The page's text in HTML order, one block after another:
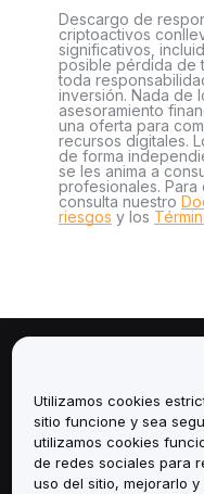
Descargo de
criptoactivos
significativos,
posible pérdida de
toda
inversión. Nada de
asesoramiento
una oferta para
recursos digitales.
de forma
se les anima a
profesionales. Para
consulta nuestro
riesgos y los
Servicios
Soporte
Utilizamos cookies
sitio funcione y sea
utilizamos cookies
de redes sociales para
uso del sitio, mejorarlo